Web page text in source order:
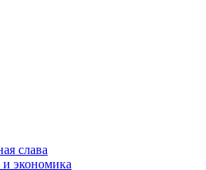
слава
экономика